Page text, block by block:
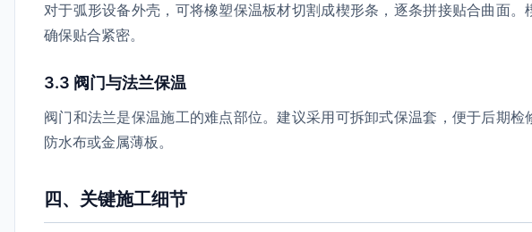
对于弧形设备外壳，可将橡塑保温板材切割成楔形条，逐条拼接贴合曲面。
确保贴合紧密。
3.3 阀门与法兰保温
阀门和法兰是保温施工的难点部位。建议采用可拆卸式保温套，便于后期
防水布或金属薄板。
四、关键施工细节